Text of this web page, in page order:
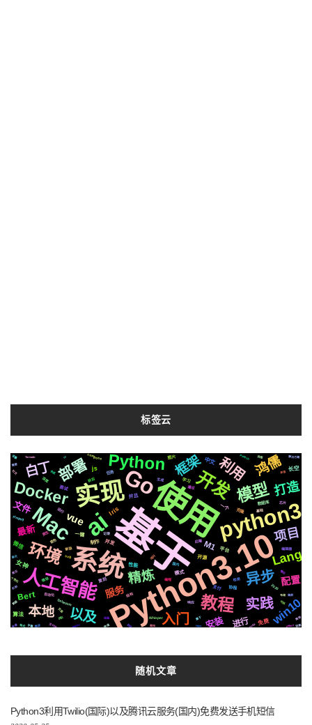
标签云
基于
使用
Python3.10
系统
ai
实现Go
python3
Mac
人工智能
开发
环境
教程
Python
模型
Docker
异步
部署
以及
利用
实践
入门
框架
本地
白丁 鸿儒
精炼
项目
Lang
打造
win10
vue
配置
服务
最新
安装
文件
进行
Bert
M1
js
Iris
女神
中文
微信
免费
长空
算法
性能
并发
模式
开源
制作
一个
并且
平台
一键
复刻
学习
支付
克隆
任务
协程
面试
api
图片
数据库
国内
后端
Whisper
深度
记录
编程
Selenium
通过
新版
svg
生成
结构
运行
自动化
音色
响应
ffmpeg
compose
原生
芯片
前后
检测
编辑器
基础
2020
微软
动画
爬虫
属于
情况
协议
io
聊天
合成
页面
https
Pytorch
MacOs
支付宝
简历
快速
布局
Tornado
个性化
识别
集群
流程
可用
声音
机制
社交
数据
centos
推送
需要
解决方案
格式 字幕
变量
推荐
celery
场景 阻塞
随机文章
Python3利用Twilio(国际)以及腾讯云服务(国内)免费发送手机短信